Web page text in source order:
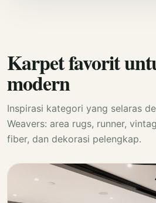
Karpet favorit
modern
Inspirasi kategori yang selaras
Weavers: area rugs, runner,
fiber, dan dekorasi pelengkap.